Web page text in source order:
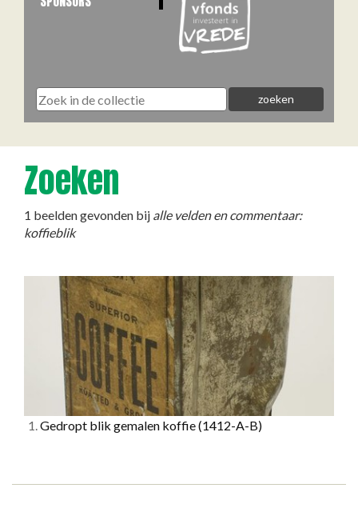
Zoeken
1 beelden gevonden bij alle velden en commentaar:
koffieblik
1.Gedropt blik gemalen koffie(1412-A-B)